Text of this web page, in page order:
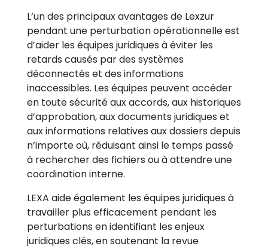
L’un des principaux avantages de Lexzur
pendant une perturbation opérationnelle est
d’aider les équipes juridiques à éviter les
retards causés par des systèmes
déconnectés et des informations
inaccessibles. Les équipes peuvent accéder
en toute sécurité aux accords, aux historiques
d’approbation, aux documents juridiques et
aux informations relatives aux dossiers depuis
n’importe où, réduisant ainsi le temps passé
à rechercher des fichiers ou à attendre une
coordination interne.
LEXA aide également les équipes juridiques à
travailler plus efficacement pendant les
perturbations en identifiant les enjeux
juridiques clés, en soutenant la revue